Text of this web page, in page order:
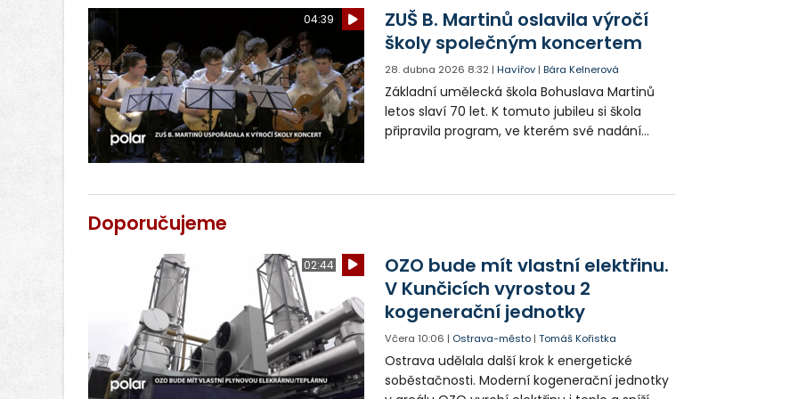
prezentovali všechny obory.
04:39
ZUŠ B. Martinů oslavila výročí
školy společným koncertem
28. dubna 2026 8:32 |Havířov |Bára Kelnerová
Základní umělecká škola Bohuslava Martinů
letos slaví 70 let. K tomuto jubileu si škola
připravila program, ve kterém své nadání
Doporučujeme
02:44
OZO bude mít vlastní elektřinu.
V Kunčicích vyrostou 2
kogenerační jednotky
Včera 10:06 | Ostrava-město |Tomáš Kořistka
Ostrava udělala další krok k energetické
soběstačnosti. Moderní kogenerační jednotky